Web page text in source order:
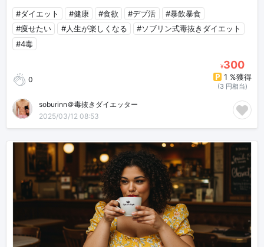
#ダイエット #健康 #食欲 #デブ活
#暴飲暴食
#痩せたい
#人生が楽しくなる
#ソブリン式毒抜きダイエット
#4毒
0
¥300
1 %獲得
(3 円相当)
soburinn＠毒抜きダイエッター
2025/03/12 08:53